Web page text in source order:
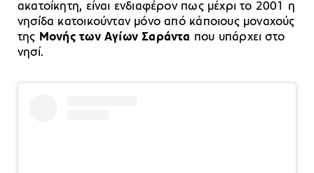
ακατοίκητη, είναι ενδιαφέρον πως μέχρι το 2001 η
νησίδα κατοικούνταν μόνο από κάποιους μοναχούς
της Μονής των Αγίων Σαράντα που υπάρχει στο
νησί.